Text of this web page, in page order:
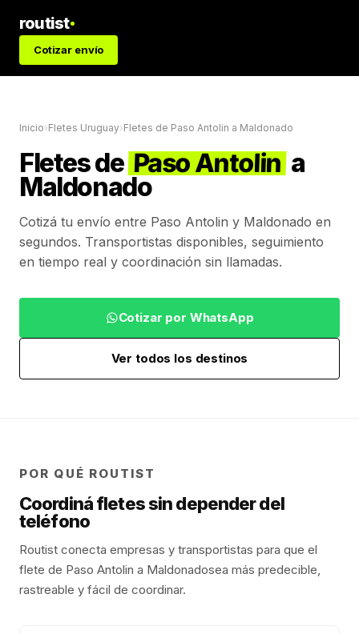
routist
Cotizar envío
Inicio›Fletes Uruguay›Fletes de Paso Antolin a Maldonado
Fletes de Paso Antolin a
Maldonado
Cotizá tu envío entre Paso Antolin y Maldonado en
segundos. Transportistas disponibles, seguimiento
en tiempo real y coordinación sin llamadas.
Cotizar por WhatsApp
Ver todos los destinos
POR QUÉ ROUTIST
Coordiná fletes sin depender del
teléfono
Routist conecta empresas y transportistas para que el
flete de Paso Antolin a Maldonadosea más predecible,
rastreable y fácil de coordinar.